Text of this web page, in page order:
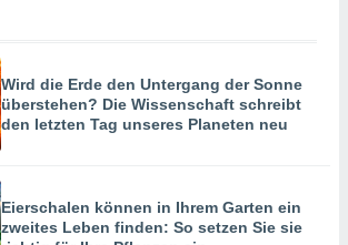
Wird die Erde den Untergang der Sonne
überstehen? Die Wissenschaft schreibt
den letzten Tag unseres Planeten neu
Eierschalen können in Ihrem Garten ein
zweites Leben finden: So setzen Sie sie